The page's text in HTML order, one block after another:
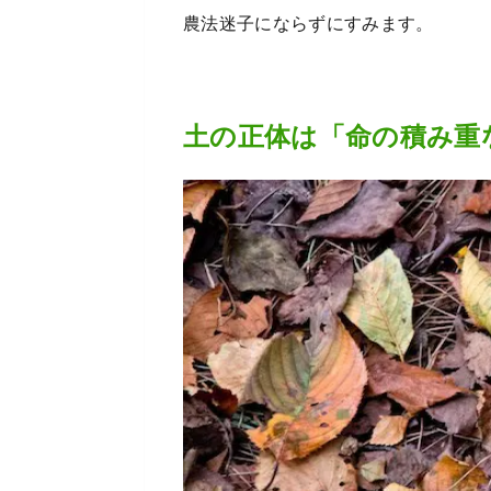
農法迷子にならずにすみます。
土の正体は「命の積み重